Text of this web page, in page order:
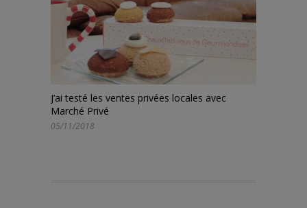
J’ai testé les ventes privées locales avec
Marché Privé
05/11/2018